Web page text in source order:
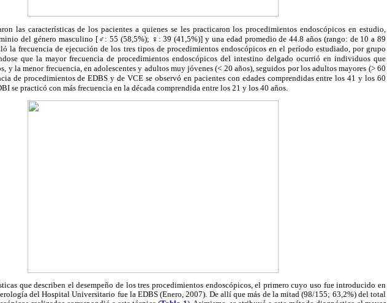
las características de los pacientes a quienes se les practicaron los procedimientos endoscópicos en estudio,
del género masculino [♂ : 55 (58,5%); ♀ : 39 (41,5%)] y una edad promedio de 44.8 años (rango: de 10 a 89
la frecuencia de ejecución de los tres tipos de procedimientos endoscópicos en el período estudiado, por grupo
que la mayor frecuencia de procedimientos endoscópicos del intestino delgado ocurrió en individuos que
y la menor frecuencia, en adolescentes y adultos muy jóvenes (< 20 años), seguidos por los adultos mayores (> 60
de procedimientos de EDBS y de VCE se observó en pacientes con edades comprendidas entre los 41 y los 60
se practicó con más frecuencia en la década comprendida entre los 21 y los 40 años.
que describen el desempeño de los tres procedimientos endoscópicos, el primero cuyo uso fue introducido en
del Hospital Universitario fue la EDBS (Enero, 2007). De allí que más de la mitad (98/155; 63,2%) del total